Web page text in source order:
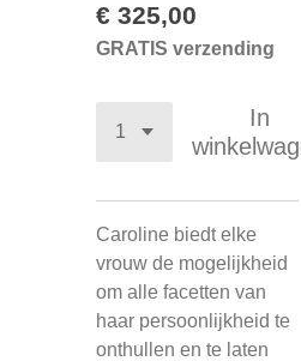
€ 325,00
GRATIS verzending
In
Caroline biedt elke
vrouw de mogelijkheid
om alle facetten van
haar persoonlijkheid te
onthullen en te laten